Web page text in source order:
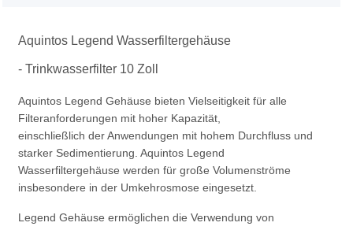
Aquintos Legend Wasserfiltergehäuse
- Trinkwasserfilter 10 Zoll
Aquintos Legend Gehäuse bieten Vielseitigkeit für alle
Filteranforderungen mit hoher Kapazität,
einschließlich der Anwendungen mit hohem Durchfluss und
starker Sedimentierung. Aquintos Legend
Wasserfiltergehäuse werden für große Volumenströme
insbesondere in der Umkehrosmose eingesetzt.
Legend Gehäuse ermöglichen die Verwendung von